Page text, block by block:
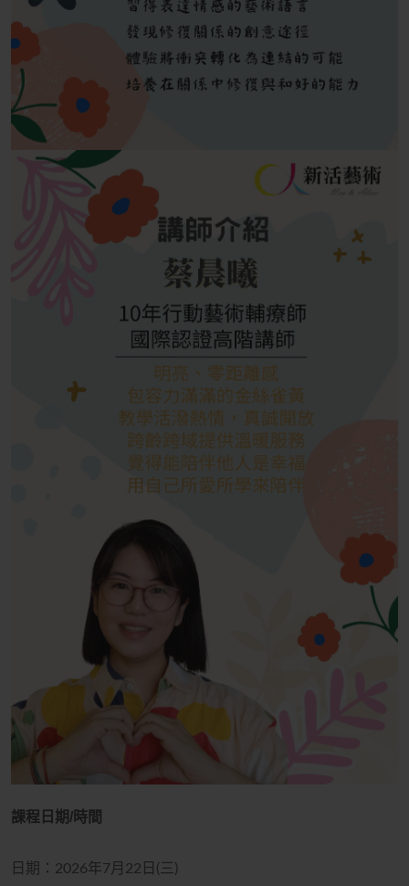
課程日期/時間
日期：2026年7月22日(三)